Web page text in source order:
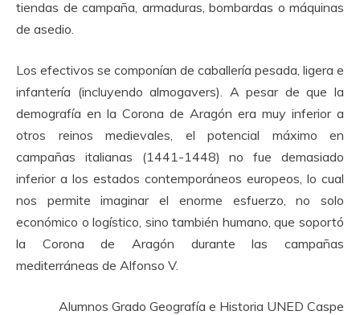
tiendas de campaña, armaduras, bombardas o máquinas
de asedio.
Los efectivos se componían de caballería pesada, ligera e
infantería (incluyendo almogavers). A pesar de que la
demografía en la Corona de Aragón era muy inferior a
otros reinos medievales, el potencial máximo en
campañas italianas (1441-1448) no fue demasiado
inferior a los estados contemporáneos europeos, lo cual
nos permite imaginar el enorme esfuerzo, no solo
económico o logístico, sino también humano, que soportó
la Corona de Aragón durante las campañas
mediterráneas de Alfonso V.
Alumnos Grado Geografía e Historia UNED Caspe